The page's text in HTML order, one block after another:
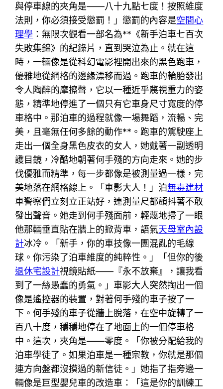
與停車線的夾角是——八十九點七度！按照維度
法則，你必須接受懲罰！」懲罰的內容是空間心
理學 ：無限次觀看一部名為**《新手泊車七百次
失敗集錦》的紀錄片，直到哭泣為止。就在這
時，一輛像是從科幻電影裡開出來的黑色跑車，
優雅地從網格的邊緣漂移而過。跑車的輪胎發出
令人陶醉的摩擦聲，它以一種近乎蔑視重力的姿
態，精準地停進了一個只有它車身尺寸寬度的停
車格中。那泊車的過程就像一場舞蹈，流暢、完
美，且毫無任何多餘的動作**。跑車的駕駛座上
走出一個全身黑色皮衣的女人，她戴著一副透明
護目鏡，冷酷地朝著何手殘的方向走來。她的步
伐優雅而精準，每一步都像是被測量過一樣，完
美地落在網格線上。「車影大人！」泊無毒建材
車警察們立刻立正站好，連測量尺都顫抖著不敢
發出聲音。她走到何手殘面前，輕蔑地掃了一眼
他那輛垂直貼在牆上的掀背車，語氣天母室內設
計冰冷。「新手，你的車技像一團混亂的毛線
球。你污染了泊車維度的純粹性。」「但你的後
退休宅設計視鏡貼紙——『永不放棄』，讓我看
到了一絲愚蠢的勇氣。」車影大人突然掏出一個
像是遙控器的裝置，對著何手殘的車子按了一
下。何手殘的車子從牆上脫落，在空中旋轉了一
百八十度，穩穩地停在了地面上的一個停車格
中。這次，夾角是——零度。「你被分配給我的
泊車學徒了。如果泊車是一種宗教，你就是那個
連方向盤都沒摸過的新信徒。」她指了指旁邊一
輛像是巨型嬰兒車的改造車：「這是你的訓練工